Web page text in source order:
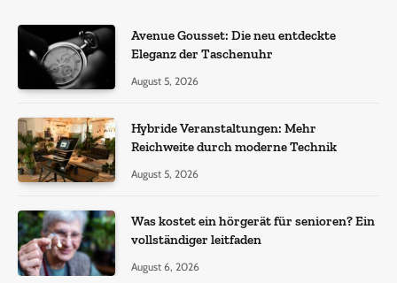
Avenue Gousset: Die neu entdeckte
Eleganz der Taschenuhr
August 5, 2026
Hybride Veranstaltungen: Mehr
Reichweite durch moderne Technik
August 5, 2026
Was kostet ein hörgerät für senioren? Ein
vollständiger leitfaden
August 6, 2026